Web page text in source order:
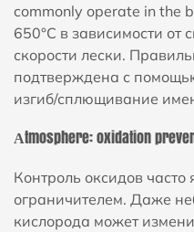
commonly operate in the
650°С в зависимости от
скорости лески.
подтверждена с
изгиб/сплющивание
Аtmosphere: oxidation
Контроль оксидов часто
ограничителем. Даже
кислорода может